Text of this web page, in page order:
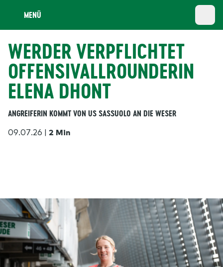
MENÜ
WERDER VERPFLICHTET
OFFENSIVALLROUNDERIN
ELENA DHONT
ANGREIFERIN KOMMT VON US SASSUOLO AN DIE WESER
09.07.26 | 2 Min